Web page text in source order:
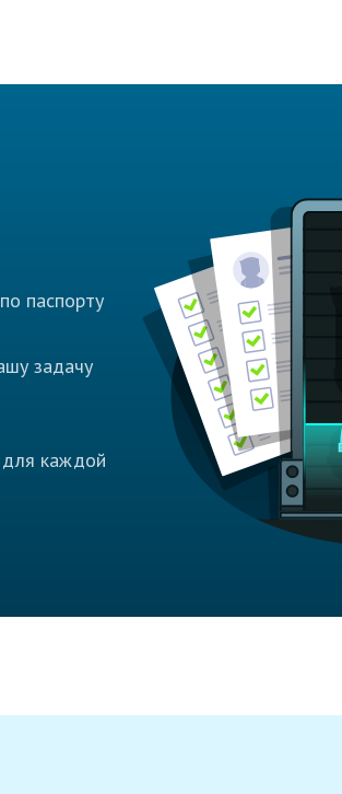
паспорту
задачу
каждой